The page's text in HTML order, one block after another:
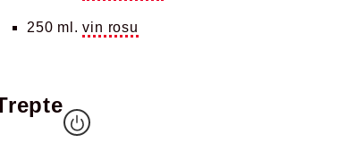
250 ml.vin rosu
Trepte